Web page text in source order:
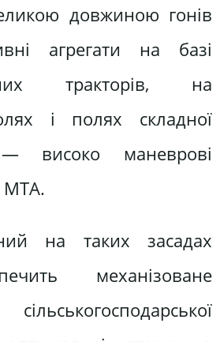
довжиною гонів
агрегати на базі
тракторів, на
і полях складної
— високо маневрові
МТА.
на таких засадах
механізоване